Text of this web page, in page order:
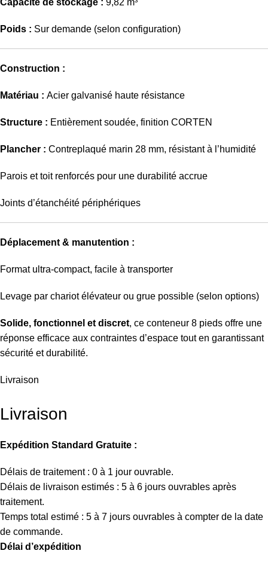
Capacité de stockage : 9,82 m³
Poids : Sur demande (selon configuration)
Construction :
Matériau : Acier galvanisé haute résistance
Structure : Entièrement soudée, finition CORTEN
Plancher : Contreplaqué marin 28 mm, résistant à l’humidité
Parois et toit renforcés pour une durabilité accrue
Joints d’étanchéité périphériques
Déplacement & manutention :
Format ultra-compact, facile à transporter
Levage par chariot élévateur ou grue possible (selon options)
Solide, fonctionnel et discret, ce conteneur 8 pieds offre une
réponse efficace aux contraintes d’espace tout en garantissant
sécurité et durabilité.
Livraison
Livraison
Expédition Standard Gratuite :
Délais de traitement : 0 à 1 jour ouvrable.
Délais de livraison estimés : 5 à 6 jours ouvrables après
traitement.
Temps total estimé : 5 à 7 jours ouvrables à compter de la date
de commande.
Délai d’expédition